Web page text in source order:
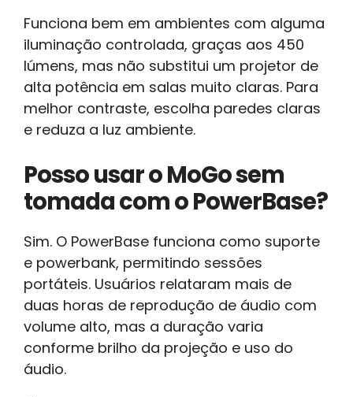
Funciona bem em ambientes com alguma
iluminação controlada, graças aos 450
lúmens, mas não substitui um projetor de
alta potência em salas muito claras. Para
melhor contraste, escolha paredes claras
e reduza a luz ambiente.
Posso usar o MoGo sem
tomada com o PowerBase?
Sim. O PowerBase funciona como suporte
e powerbank, permitindo sessões
portáteis. Usuários relataram mais de
duas horas de reprodução de áudio com
volume alto, mas a duração varia
conforme brilho da projeção e uso do
áudio.